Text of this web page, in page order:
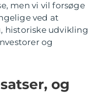
men vi vil forsøge
ved at
historiske udvikling
og
og